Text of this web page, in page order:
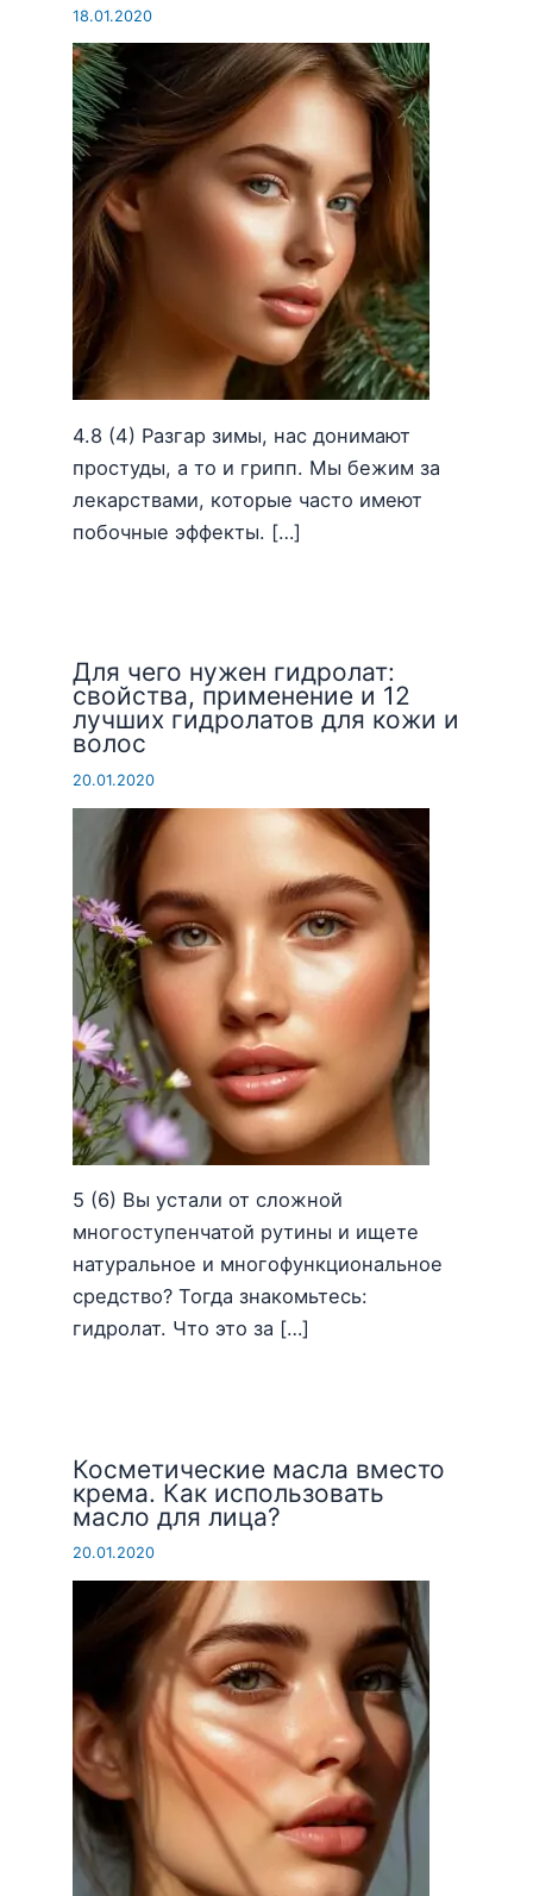
18.01.2020
4.8 (4) Разгар зимы, нас донимают
простуды, а то и грипп. Мы бежим за
лекарствами, которые часто имеют
побочные эффекты. […]
Для чего нужен гидролат:
свойства, применение и 12
лучших гидролатов для кожи и
волос
20.01.2020
5 (6) Вы устали от сложной
многоступенчатой рутины и ищете
натуральное и многофункциональное
средство? Тогда знакомьтесь:
гидролат. Что это за […]
Косметические масла вместо
крема. Как использовать
масло для лица?
20.01.2020